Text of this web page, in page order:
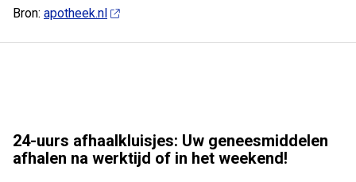
Bron: apotheek.nl
24-uurs afhaalkluisjes: Uw geneesmiddelen
afhalen na werktijd of in het weekend!